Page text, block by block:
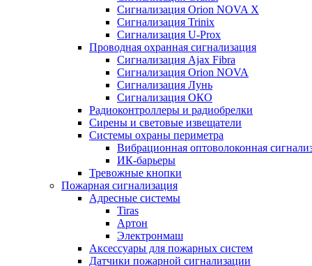
Сигнализация Orion NOVA X
Сигнализация Trinix
Сигнализация U-Prox
Проводная охранная сигнализация
Сигнализация Ajax Fibra
Сигнализация Orion NOVA
Сигнализация Лунь
Сигнализация ОКО
Радиоконтроллеры и радиобрелки
Сирены и световые извещатели
Системы охраны периметра
Вибрационная оптоволоконная
ИК-барьеры
Тревожные кнопки
Пожарная сигнализация
Адресные системы
Tiras
Артон
Электронмаш
Аксессуары для пожарных систем
Датчики пожарной сигнализации